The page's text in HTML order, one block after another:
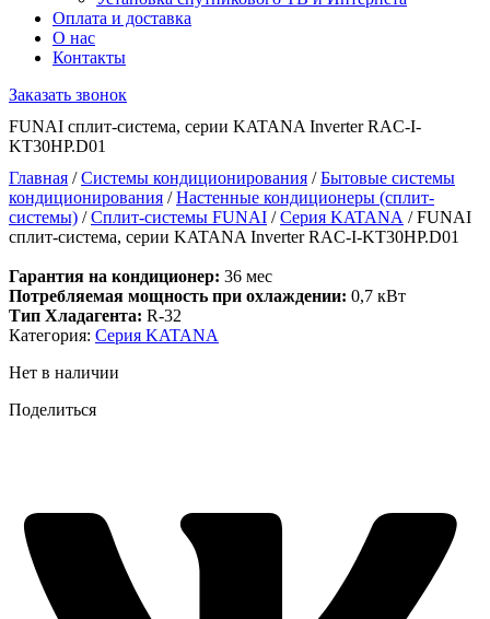
Оплата и доставка
О нас
Контакты
Заказать звонок
FUNAI сплит-система, серии KATANA Inverter RAC-I-
KT30HP.D01
Главная /Системы кондиционирования /Бытовые системы
кондиционирования /Настенные кондиционеры (сплит-
системы) /Сплит-системы FUNAI /Серия KATANA / FUNAI
сплит-система, серии KATANA Inverter RAC-I-KT30HP.D01
Гарантия на кондиционер: 36 мес
Потребляемая мощность при охлаждении: 0,7 кВт
Тип Хладагента: R-32
Категория: Серия KATANA
Нет в наличии
Поделиться